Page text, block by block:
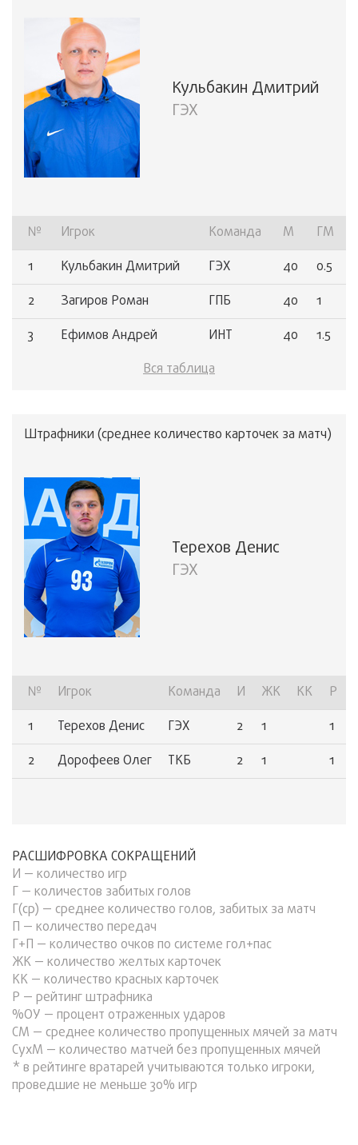
Кульбакин Дмитрий
ГЭХ
№ Игрок Команда М
ГМ
1
Кульбакин Дмитрий ГЭХ 40
0.5
2
Загиров Роман ГПБ 40
1
3
Ефимов Андрей ИНТ 40
1.5
Степанов Александр ВТБ
Вся таблица
Штрафники (среднее количество карточек за матч)
Терехов Денис
ГЭХ
№ Игрок Команда И ЖК КК
Р
1
Терехов Денис ГЭХ 2 1
1
2
Дорофеев Олег ТКБ 2 1 1
РАСШИФРОВКА СОКРАЩЕНИЙ
И — количество игр
Г — количестов забитых голов
Г(ср) — среднее количество голов, забитых за матч
П — количество передач
Г+П — количество очков по системе гол+пас
ЖК — количество желтых карточек
КК — количество красных карточек
Р — рейтинг штрафника
%ОУ — процент отраженных ударов
СМ — среднее количество пропущенных мячей за матч
СухМ — количество матчей без пропущенных мячей
* в рейтинге вратарей учитываются только игроки,
проведшие не меньше 30% игр